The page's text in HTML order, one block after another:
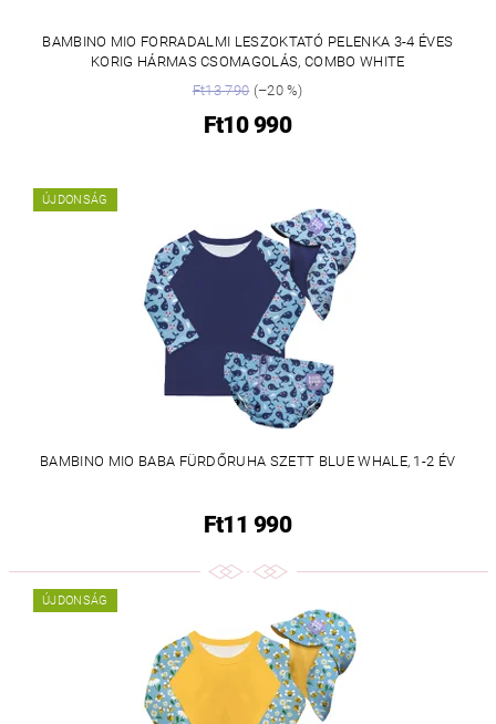
BAMBINO MIO FORRADALMI LESZOKTATÓ PELENKA 3-4 ÉVES
KORIG HÁRMAS CSOMAGOLÁS, COMBO WHITE
Ft13 790(–20 %)
Ft10 990
ÚJDONSÁG
BAMBINO MIO BABA FÜRDŐRUHA SZETT BLUE WHALE, 1-2 ÉV
Ft11 990
ÚJDONSÁG